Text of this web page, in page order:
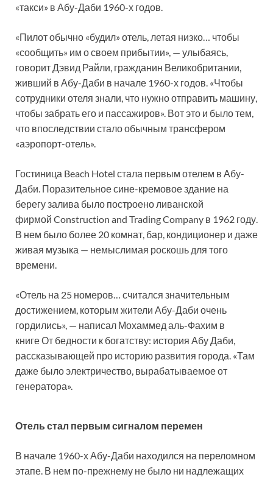
«такси» в Абу-Даби 1960-х годов.
«Пилот обычно «будил» отель, летая низко… чтобы
«сообщить» им о своем прибытии», — улыбаясь,
говорит Дэвид Райли, гражданин Великобритании,
живший в Абу-Даби в начале 1960-х годов. «Чтобы
сотрудники отеля знали, что нужно отправить машину,
чтобы забрать его и пассажиров». Вот это и было тем,
что впоследствии стало обычным трансфером
«аэропорт-отель».
Гостиница Beach Hotel стала первым отелем в Абу-
Даби. Поразительное сине-кремовое здание на
берегу залива было построено ливанской
фирмой Construction and Trading Company в 1962 году.
В нем было более 20 комнат, бар, кондиционер и даже
живая музыка — немыслимая роскошь для того
времени.
«Отель на 25 номеров… считался значительным
достижением, которым жители Абу-Даби очень
гордились», — написал Мохаммед аль-Фахим в
книге От бедности к богатству: история Абу Даби,
рассказывающей про историю развития города. «Там
даже было электричество, вырабатываемое от
генератора».
Отель стал первым сигналом перемен
В начале 1960-х Абу-Даби находился на переломном
этапе. В нем по-прежнему не было ни надлежащих